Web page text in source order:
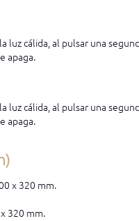
cálida, al pulsar una
apaga.
cálida, al pulsar una
apaga.
x 320 mm.
320 mm.